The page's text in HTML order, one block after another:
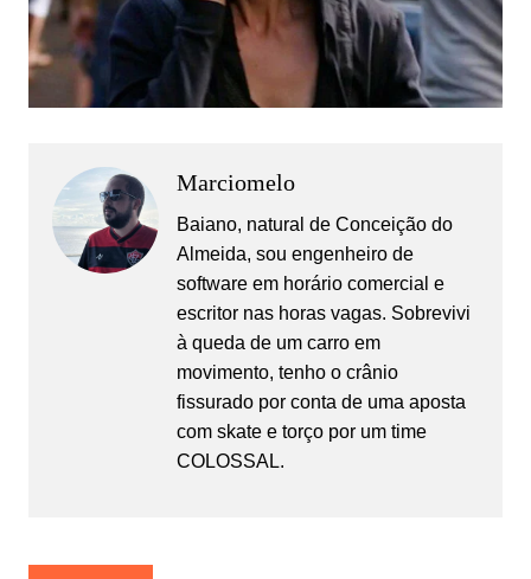
Marciomelo
Baiano, natural de Conceição do
Almeida, sou engenheiro de
software em horário comercial e
escritor nas horas vagas. Sobrevivi
à queda de um carro em
movimento, tenho o crânio
fissurado por conta de uma aposta
com skate e torço por um time
COLOSSAL.